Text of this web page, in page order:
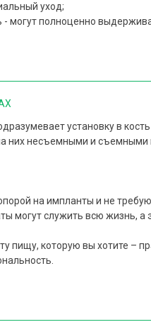
уход;
могут полноценно
установку в
них несъемными и съемными
на импланты и не
могут служить всю жизнь, а
пищу, которую вы хотите –